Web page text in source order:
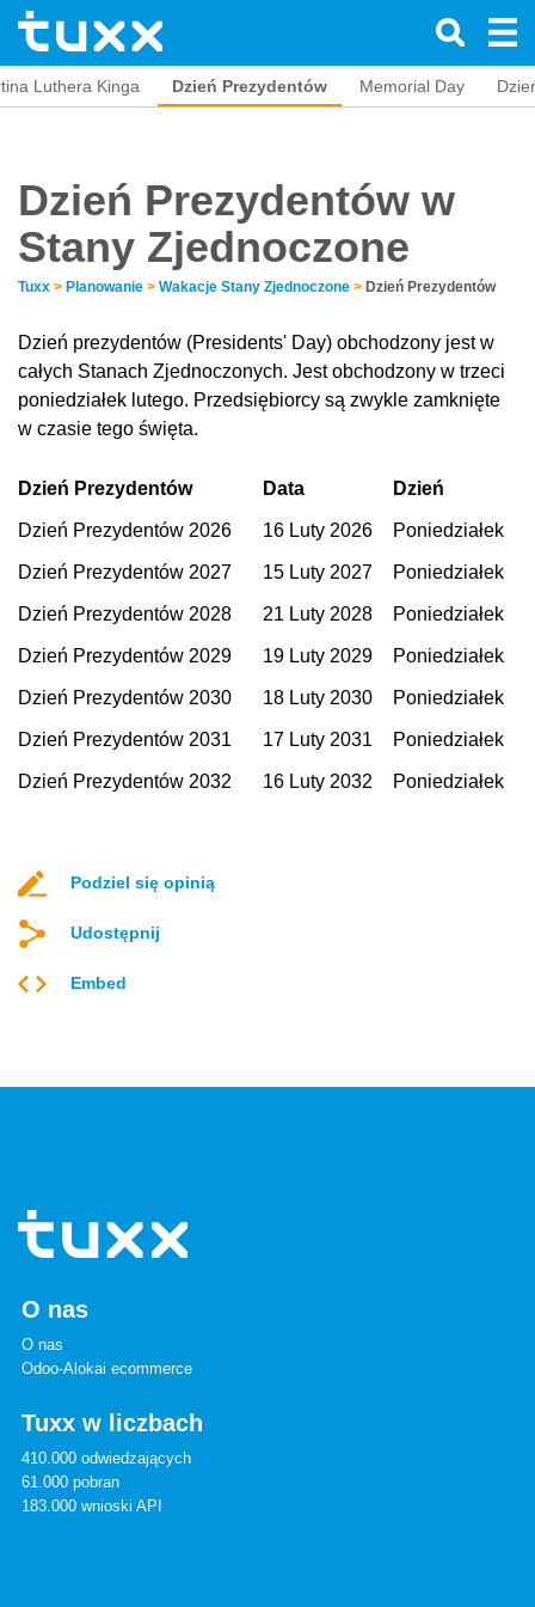
Luthera Kinga Dzień Prezydentów Memorial Day
Dzień Prezydentów w
Stany Zjednoczone
Tuxx > Planowanie > Wakacje Stany Zjednoczone > Dzień Prezydentów
Dzień prezydentów (Presidents' Day) obchodzony jest w
całych Stanach Zjednoczonych. Jest obchodzony w trzeci
poniedziałek lutego. Przedsiębiorcy są zwykle zamknięte
w czasie tego święta.
Dzień Prezydentów Data Dzień
Dzień Prezydentów 2026 16 Luty 2026 Poniedziałek
Dzień Prezydentów 2027 15 Luty 2027 Poniedziałek
Dzień Prezydentów 2028 21 Luty 2028 Poniedziałek
Dzień Prezydentów 2029 19 Luty 2029 Poniedziałek
Dzień Prezydentów 2030 18 Luty 2030 Poniedziałek
Dzień Prezydentów 2031 17 Luty 2031 Poniedziałek
Dzień Prezydentów 2032 16 Luty 2032 Poniedziałek
Podziel się opinią
Udostępnij
Embed
O nas
O nas
Odoo-Alokai ecommerce
Tuxx w liczbach
410.000 odwiedzających
61.000 pobran
183.000 wnioski API